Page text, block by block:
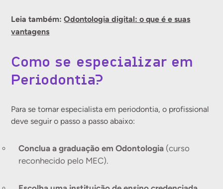
Leia também:Odontologia digital: o que é e suas
vantagens
Como se especializar em
Periodontia?
Para se tornar especialista em periodontia, o profissional
deve seguir o passo a passo abaixo:
Conclua a graduação em Odontologia (curso
reconhecido pelo MEC).